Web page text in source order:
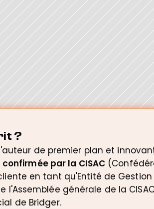
?
de premier plan et
par la CISAC
en tant qu'Entité de Gestion
générale de la
de Bridger.